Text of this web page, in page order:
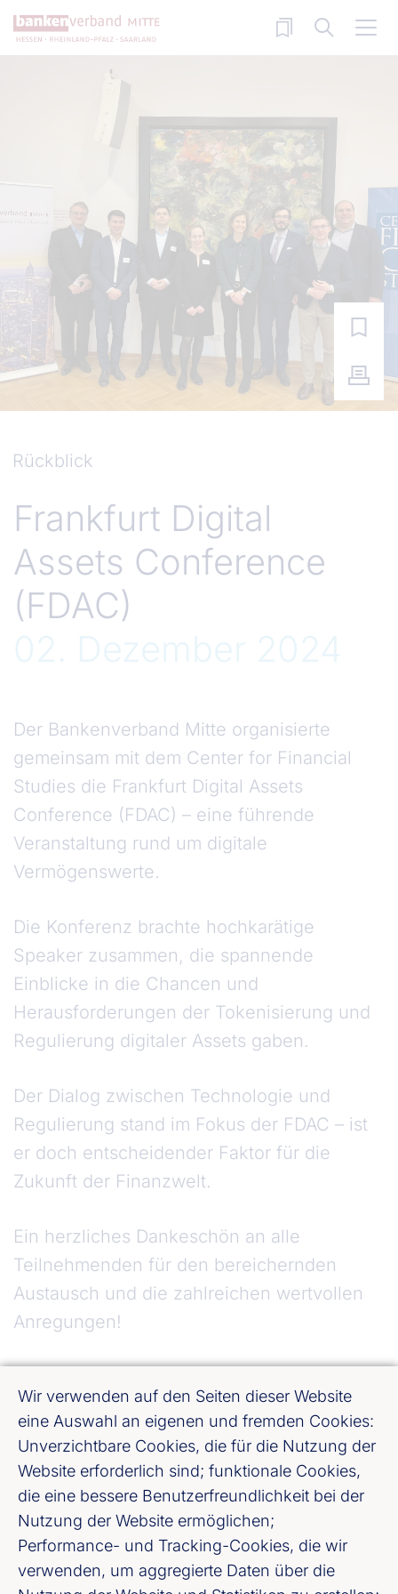
Direkt zum Inhalt
Rückblick
Frankfurt Digital
Assets Conference
(FDAC)
Der Bankenverband Mitte organisierte
gemeinsam mit dem Center for Financial
Studies die Frankfurt Digital Assets
Conference (FDAC) – eine führende
Veranstaltung rund um digitale
Vermögenswerte.
Die Konferenz brachte hochkarätige
Speaker zusammen, die spannende
Einblicke in die Chancen und
Herausforderungen der Tokenisierung und
Regulierung digitaler Assets gaben.
Der Dialog zwischen Technologie und
Regulierung stand im Fokus der FDAC – ist
er doch entscheidender Faktor für die
Zukunft der Finanzwelt.
Ein herzliches Dankeschön an alle
Teilnehmenden für den bereichernden
Austausch und die zahlreichen wertvollen
Anregungen!
Wir verwenden auf den Seiten dieser Website
eine Auswahl an eigenen und fremden Cookies:
Unverzichtbare Cookies, die für die Nutzung der
Website erforderlich sind; funktionale Cookies,
die eine bessere Benutzerfreundlichkeit bei der
Nutzung der Website ermöglichen;
Performance- und Tracking-Cookies, die wir
verwenden, um aggregierte Daten über die